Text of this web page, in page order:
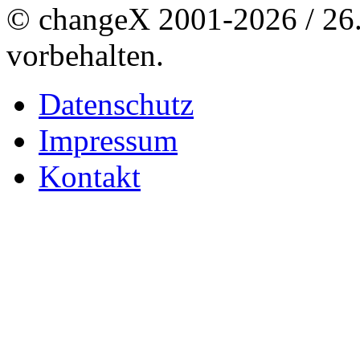
© changeX 2001-2026 /
vorbehalten.
Datenschutz
Impressum
Kontakt